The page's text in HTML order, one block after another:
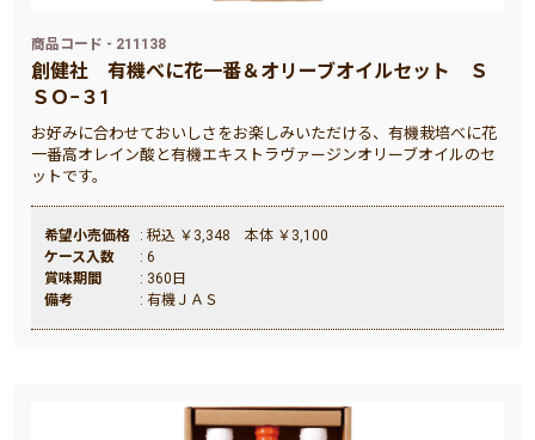
商品コード - 211138
創健社有機べに花一番＆オリーブオイルセット Ｓ
ＳＯ−３1
お好みに合わせておいしさをお楽しみいただける、有機栽培べに花
一番高オレイン酸と有機エキストラヴァージンオリーブオイルのセ
ットです。
希望小売価格
: 税込 ￥3,348 本体 ￥3,100
ケース入数
: 6
賞味期間
: 360日
備考
: 有機ＪＡＳ